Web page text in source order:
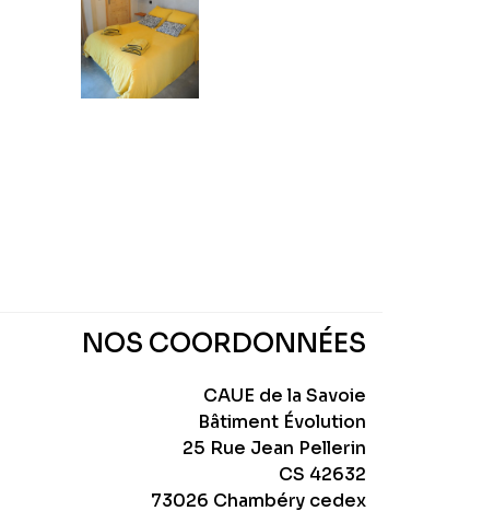
NOS COORDONNÉES
CAUE de la Savoie
Bâtiment Évolution
25 Rue Jean Pellerin
CS 42632
73026 Chambéry cedex